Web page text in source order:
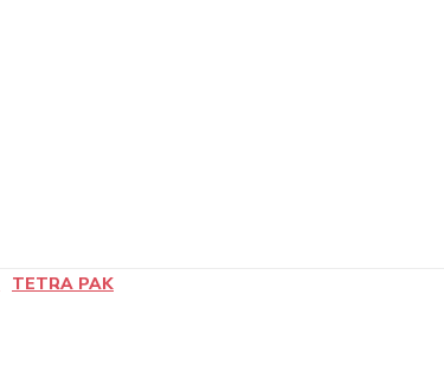
TETRA PAK